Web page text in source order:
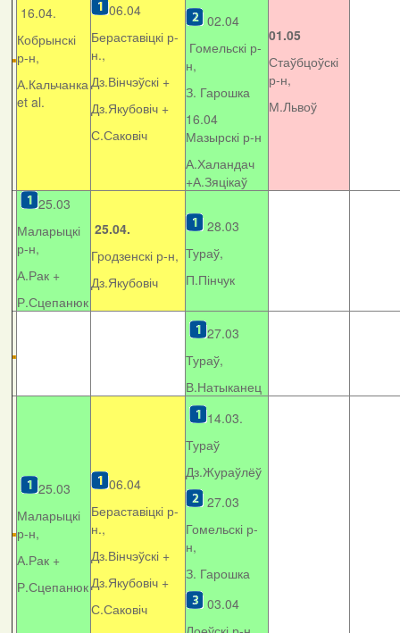
16.04.
Кобрынскі
р-н,
А.Кальчанка
et al.
06.04
Бераставіцкі р-
н.,
Дз.Вінчэўскі +
Дз.Якубовіч +
С.Саковіч
02.04
Гомельскі р-
н,
З. Гарошка
16.04
Мазырскі р-н
А.Халандач
+А.Зяцікаў
01.05
Стаўбцоўскі
р-н,
М.Львоў
25.03
Маларыцкі
р-н,
А.Рак +
Р.Сцепанюк
25.04.
Гродзенскі р-н,
Дз.Якубовіч
28.03
Тураў,
П.Пінчук
27.03
Тураў,
В.Натыканец
25.03
Маларыцкі
р-н,
А.Рак +
Р.Сцепанюк
06.04
Бераставіцкі р-
н.,
Дз.Вінчэўскі +
Дз.Якубовіч +
С.Саковіч
14.03.
Тураў
Дз.Жураўлёў
27.03
Гомельскі р-
н,
З. Гарошка
03.04